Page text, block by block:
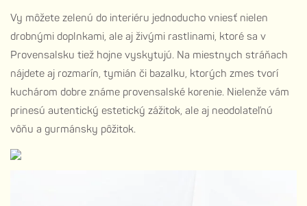
Vy môžete zelenú do interiéru jednoducho vniesť nielen
drobnými doplnkami, ale aj živými rastlinami, ktoré sa v
Provensalsku tiež hojne vyskytujú. Na miestnych stráňach
nájdete aj rozmarín, tymián či bazalku, ktorých zmes tvorí
kuchárom dobre známe provensalské korenie. Nielenže vám
prinesú autentický estetický zážitok, ale aj neodolateľnú
vôňu a gurmánsky pôžitok.